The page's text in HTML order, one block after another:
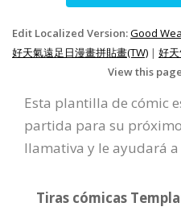
Edit Localized Version:Good
好天氣遠足日漫畫拼貼畫(TW) | 好
View this
Esta plantilla de cómic
partida para su
llamativa y le ayudará
Tiras cómicas